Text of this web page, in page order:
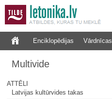
Enciklopēdijas Vārdnīcas
Multivide
ATTĒLI
Latvijas kultūrvides takas